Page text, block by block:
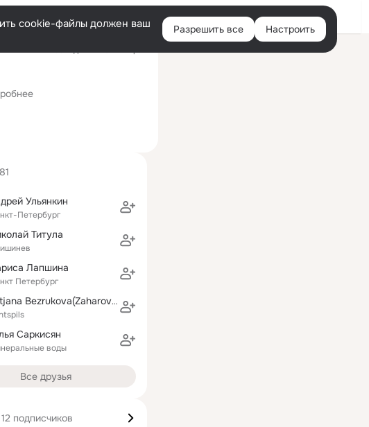
Войти
cookie-файлы должен ваш
Разрешить все Настроить
81
Ульянкин
Петербург
Титула
Лапшина
Петербург
Tatjana Bezrukova(Zaharova)
Саркисян
воды
Все друзья
12 подписчиков